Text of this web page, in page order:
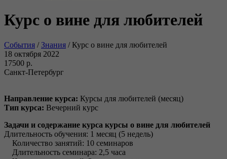
Курс о вине для любителей
События / Знания /Курс о вине для любителей
18 октября 2022
17500 р.
Санкт-Петербург
Направление курса: Курсы для любителей (месяц)
Тип курса: Вечерний курс
Задачи и содержание курса курсы о вине для любителей
Длительность обучения: 1 месяц (5 недель)
Количество занятий: 10 семинаров
Длительность семинара: 2,5 часа